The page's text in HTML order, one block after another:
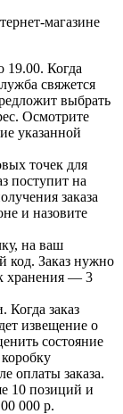
магазине
19.00. Когда
свяжется
выбрать
Осмотрите
указанной
точек для
поступит на
заказа
и назовите
на ваш
код. Заказ нужно
хранения — 3
Когда заказ
извещение о
состояние
оплаты заказа.
10 позиций и
000 р.